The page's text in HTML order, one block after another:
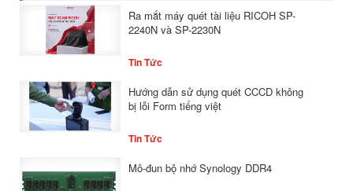
Ra mắt máy quét tài liệu RICOH SP-
2240N và SP-2230N
Tin Tức
Hướng dẫn sử dụng quét CCCD không
bị lỗi Form tiếng việt
Tin Tức
Mô-đun bộ nhớ Synology DDR4